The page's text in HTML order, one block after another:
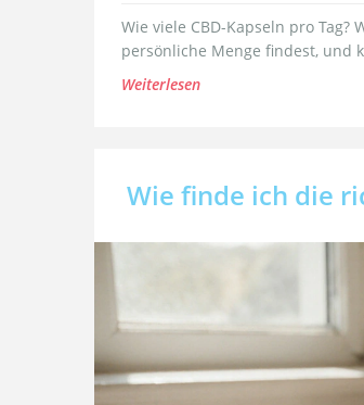
Wie viele CBD-Kapseln pro
persönliche Menge findest, und
Weiterlesen
Wie finde ich die